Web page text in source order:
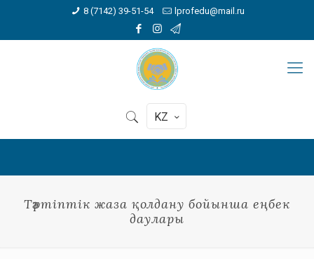
8 (7142) 39-51-54 lprofedu@mail.ru
KZ
Тәртіптік жаза қолдану бойынша еңбек
даулары